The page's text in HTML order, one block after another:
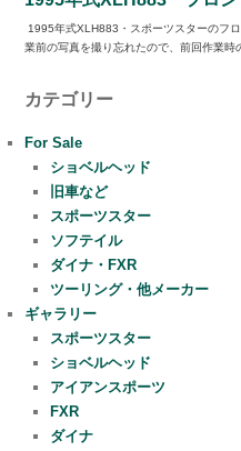
カテゴリー
For Sale
ショベルヘッド
旧車など
スポーツスター
ソフテイル
ダイナ・FXR
ツーリング・他メーカー
ギャラリー
スポーツスター
ショベルヘッド
アイアンスポーツ
FXR
ダイナ